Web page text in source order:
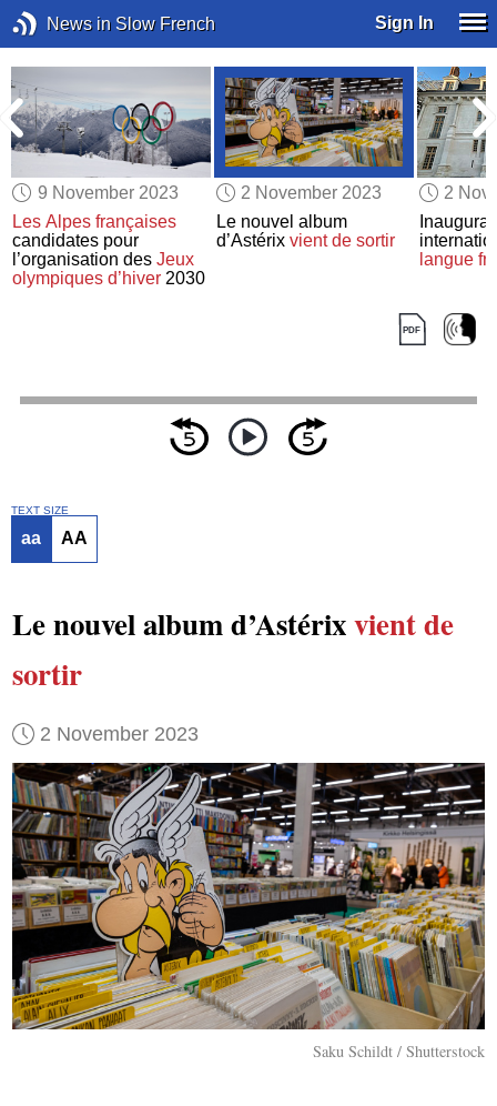
News in Slow French Sign In
9 November 2023
Les Alpes françaises
candidates pour
l’organisation desJeux
olympiques d’hiver 2030
2 November 2023
Le nouvel album
d’Astérix vient de sortir
2
langue
TEXT SIZE
aa AA
Le nouvel album d’Astérixvient de
sortir
2 November 2023
Saku Schildt / Shutterstock